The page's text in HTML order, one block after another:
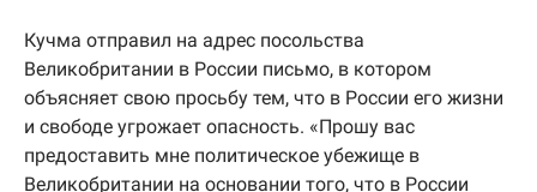
Кучма отправил на адрес посольства
Великобритании в России письмо, в котором
объясняет свою просьбу тем, что в России его жизни
и свободе угрожает опасность. «Прошу вас
предоставить мне политическое убежище в
Великобритании на основании того, что в России